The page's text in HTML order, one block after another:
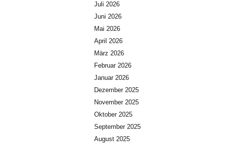
Juli 2026
Juni 2026
Mai 2026
April 2026
März 2026
Februar 2026
Januar 2026
Dezember 2025
November 2025
Oktober 2025
September 2025
August 2025